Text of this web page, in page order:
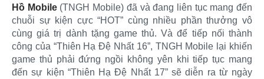
Hồ Mobile(TNGH Mobile) đã và đang liên tục mang đến
chuỗi sự kiện cực “HOT” cùng nhiều phần thưởng vô
cùng giá trị dành tặng game thủ. Và để tiếp nối thành
công của “Thiên Hạ Đệ Nhất 16”, TNGH Mobile lại khiến
game thủ phải đứng ngồi không yên khi tiếp tục mang
đến sự kiện “Thiên Hạ Đệ Nhất 17” sẽ diễn ra từ ngày